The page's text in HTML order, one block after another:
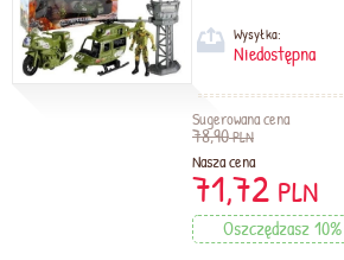
Wysyłka:
Niedostępna
Sugerowana cena
78,90PLN
Nasza cena
71,72 PLN
Oszczędzasz 10%